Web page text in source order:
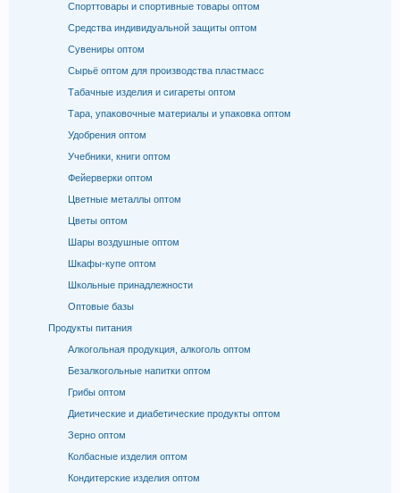
Спорттовары и спортивные товары оптом
Средства индивидуальной защиты оптом
Сувениры оптом
Сырьё оптом для производства пластмасс
Табачные изделия и сигареты оптом
Тара, упаковочные материалы и упаковка оптом
Удобрения оптом
Учебники, книги оптом
Фейерверки оптом
Цветные металлы оптом
Цветы оптом
Шары воздушные оптом
Шкафы-купе оптом
Школьные принадлежности
Оптовые базы
Продукты питания
Алкогольная продукция, алкоголь оптом
Безалкогольные напитки оптом
Грибы оптом
Диетические и диабетические продукты оптом
Зерно оптом
Колбасные изделия оптом
Кондитерские изделия оптом